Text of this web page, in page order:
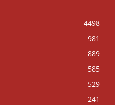
4498
981
889
585
529
241